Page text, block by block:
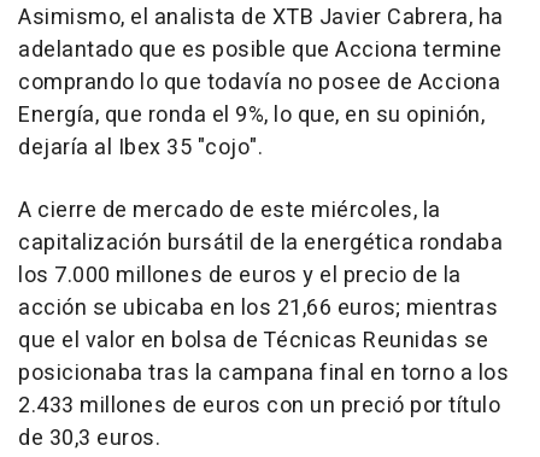
Asimismo, el analista de XTB Javier Cabrera, ha
adelantado que es posible que Acciona termine
comprando lo que todavía no posee de Acciona
Energía, que ronda el 9%, lo que, en su opinión,
dejaría al Ibex 35 "cojo".
A cierre de mercado de este miércoles, la
capitalización bursátil de la energética rondaba
los 7.000 millones de euros y el precio de la
acción se ubicaba en los 21,66 euros; mientras
que el valor en bolsa de Técnicas Reunidas se
posicionaba tras la campana final en torno a los
2.433 millones de euros con un preció por título
de 30,3 euros.